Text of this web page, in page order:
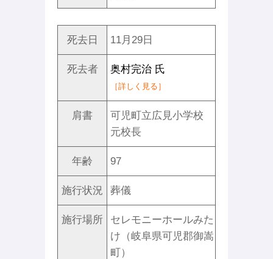
死去日 11月29日
死去者 奥村完治 氏
［詳しく見る］
肩書
可児町立広見小学校
元校長
年齢 97
施行状況 葬儀
施行場所
セレモニーホールみた
け（岐阜県可児郡御嵩
町）